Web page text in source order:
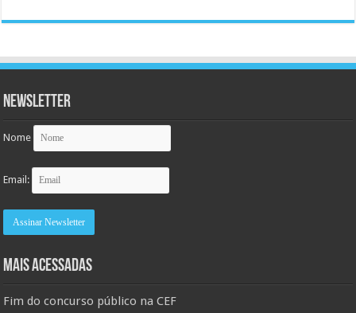
Newsletter
Nome
Email:
MAIS ACESSADAS
Fim do concurso público na CEF